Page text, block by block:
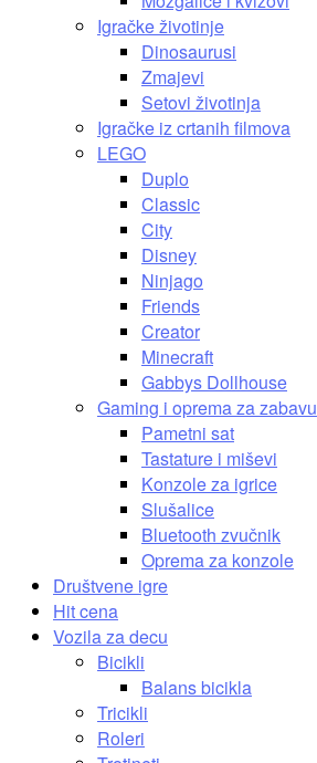
Igračke životinje
Dinosaurusi
Zmajevi
Setovi životinja
Igračke iz crtanih filmova
LEGO
Duplo
Classic
City
Disney
Ninjago
Friends
Creator
Minecraft
Gabbys Dollhouse
Gaming i oprema za zabavu
Pametni sat
Tastature i miševi
Konzole za igrice
Slušalice
Bluetooth zvučnik
Oprema za konzole
Društvene igre
Hit cena
Vozila za decu
Bicikli
Balans bicikla
Tricikli
Roleri